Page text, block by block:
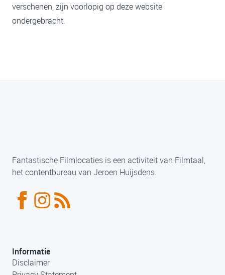
verschenen, zijn voorlopig op deze website
ondergebracht.
Fantastische Filmlocaties is een activiteit van Filmtaal,
het contentbureau van Jeroen Huijsdens.
Informatie
Disclaimer